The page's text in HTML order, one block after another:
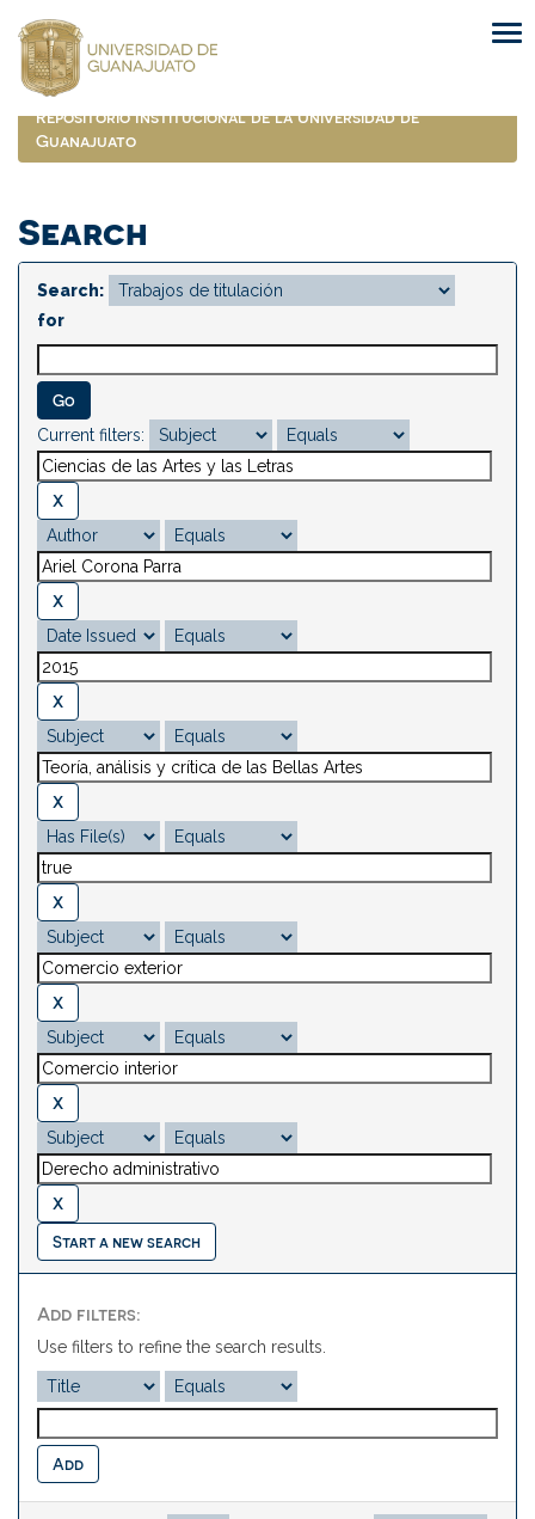
navigation
Repositorio Institucional de la Universidad de
Guanajuato
Search
Search:
for
Current filters:
Start a new search
Add filters:
Use filters to refine the search results.